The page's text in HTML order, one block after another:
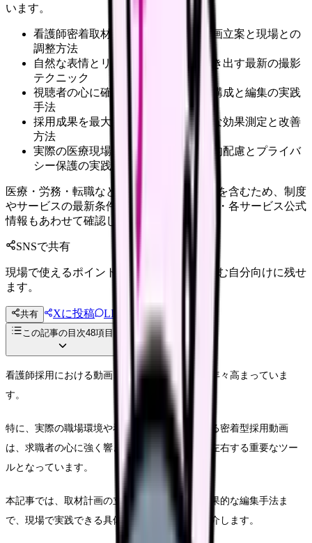
います。
看護師密着取材における効果的な計画立案と現場との
調整方法
自然な表情とリアルな職場環境を引き出す最新の撮影
テクニック
視聴者の心に確実に響くストーリー構成と編集の実践
手法
採用成果を最大化するための具体的な効果測定と改善
方法
実際の医療現場での撮影における法的配慮とプライバ
シー保護の実践的アプローチ
医療・労務・転職など判断に影響する内容を含むため、制度
やサービスの最新条件は公的機関・勤務先・各サービス公式
情報もあわせて確認してください。
SNSで共有
現場で使えるポイントを、同僚やあとで読む自分向けに残せ
ます。
共有 Xに投稿 LINE
投稿文コピー
この記事の目次48項目
看護師採用における動画コンテンツの重要性が年々高まっていま
す。
特に、実際の職場環境や看護師の生の声を伝える密着型採用動画
は、求職者の心に強く響き、採用成果を大きく左右する重要なツー
ルとなっています。
本記事では、取材計画の立案から撮影技法、効果的な編集手法ま
で、現場で実践できる具体的なノウハウをご紹介します。